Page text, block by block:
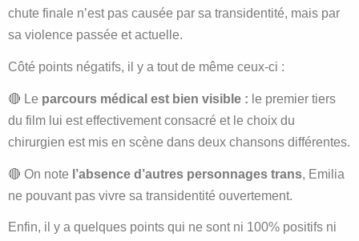
chute finale n’est pas causée par sa transidentité, mais par
sa violence passée et actuelle.
Côté points négatifs, il y a tout de même ceux-ci :
🔴 Le parcours médical est bien visible : le premier tiers
du film lui est effectivement consacré et le choix du
chirurgien est mis en scène dans deux chansons différentes.
🔴 On note l’absence d’autres personnages trans, Emilia
ne pouvant pas vivre sa transidentité ouvertement.
Enfin, il y a quelques points qui ne sont ni 100% positifs ni